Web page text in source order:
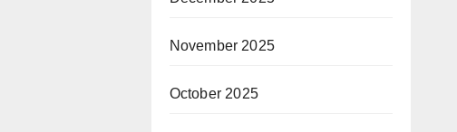
November 2025
October 2025